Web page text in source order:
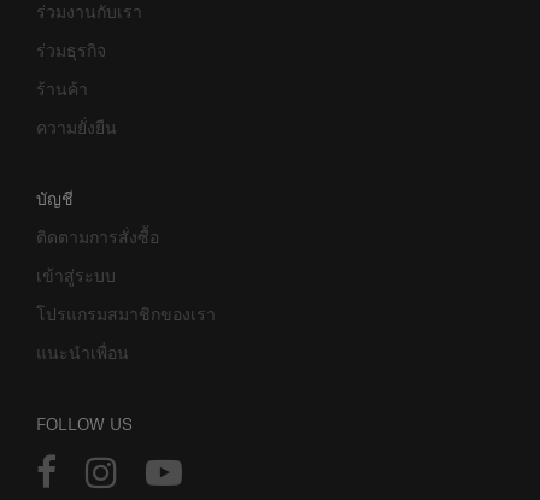
ร่วมงานกับเรา
ร่วมธุรกิจ
ร้านค้า
ความยั่งยืน
บัญชี
ติดตามการสั่งซื้อ
เข้าสู่ระบบ
โปรแกรมสมาชิกของเรา
แนะนำเพื่อน
FOLLOW US